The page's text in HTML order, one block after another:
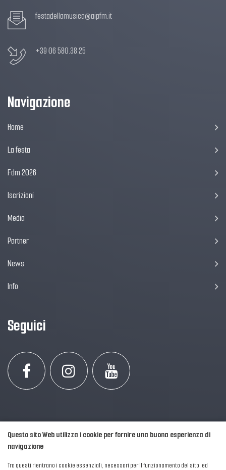
festadellamusica@aipfm.it
+39 06 580.38.25
Navigazione
Home
La festa
Fdm 2026
Iscrizioni
Media
Partner
News
Info
Seguici
Questo sito Web utilizza i cookie per fornire una buona esperienza di
navigazione
Tra questi rientrano i cookie essenziali, necessari per il funzionamento del sito, ed